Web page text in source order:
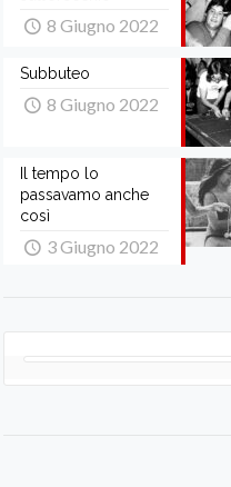
8 Giugno 2022
Subbuteo
8 Giugno 2022
Il tempo lo
passavamo anche
così
3 Giugno 2022